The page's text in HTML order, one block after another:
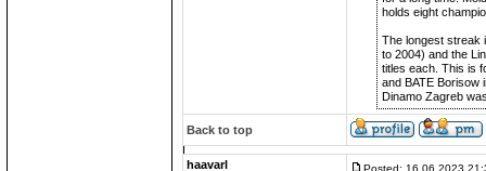
holds eight
The longest streak
to 2004) and the
titles each. This is
and BATE Borisow
Dinamo Zagreb
Back to top
haavarl Posted: 16.06.2023